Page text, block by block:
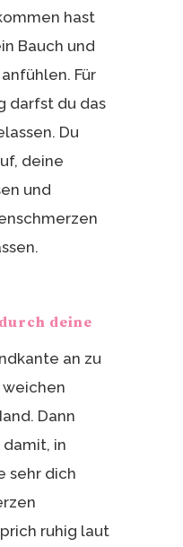
hast
Bauch und
Für
darfst du das
Du
deine
und
deine
an zu
Dann
in
sehr dich
ruhig laut